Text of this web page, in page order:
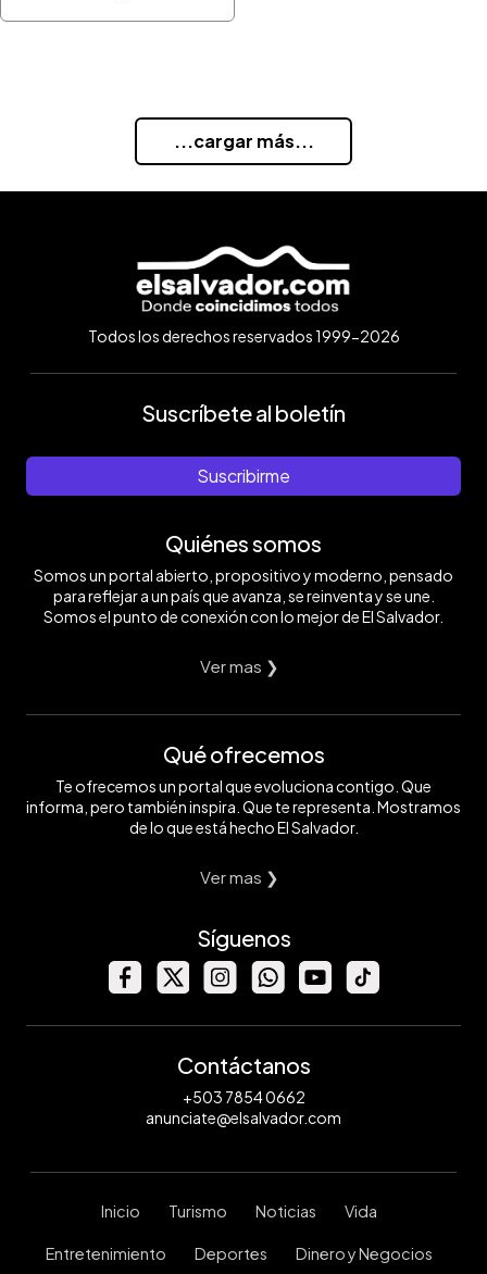
...cargar más...
Todos los derechos reservados 1999-2026
Suscríbete al boletín
Suscribirme
Quiénes somos
Somos un portal abierto, propositivo y moderno, pensado
para reflejar a un país que avanza, se reinventa y se une.
Somos el punto de conexión con lo mejor de El Salvador.
Ver mas ❯
Qué ofrecemos
Te ofrecemos un portal que evoluciona contigo. Que
informa, pero también inspira. Que te representa. Mostramos
de lo que está hecho El Salvador.
Ver mas ❯
Síguenos
Contáctanos
+503 7854 0662
anunciate@elsalvador.com
Inicio Turismo Noticias Vida
Entretenimiento Deportes Dinero y Negocios